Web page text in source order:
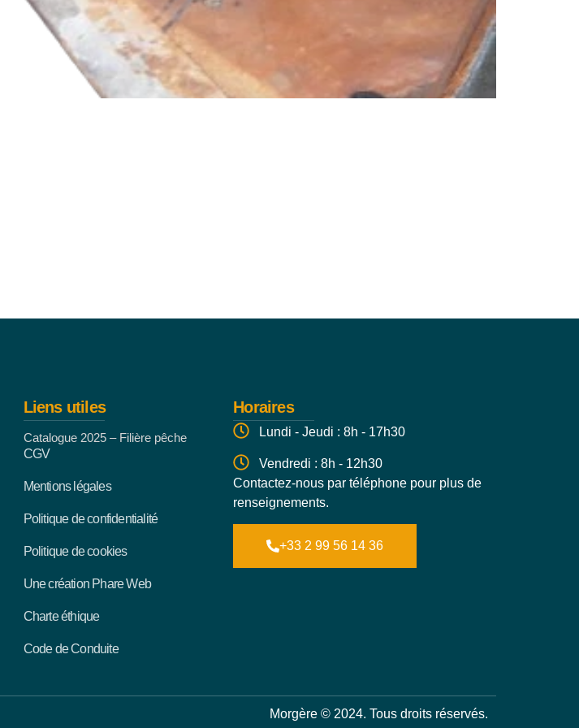
Liens utiles
Catalogue 2025 – Filière pêche
CGV
Mentions légales
Politique de confidentialité
Politique de cookies
Une création Phare Web
Charte éthique
Code de Conduite
Horaires
Lundi - Jeudi : 8h - 17h30
Vendredi : 8h - 12h30
Contactez-nous par téléphone pour plus de
renseignements.
+33 2 99 56 14 36
Morgère © 2024. Tous droits réservés.